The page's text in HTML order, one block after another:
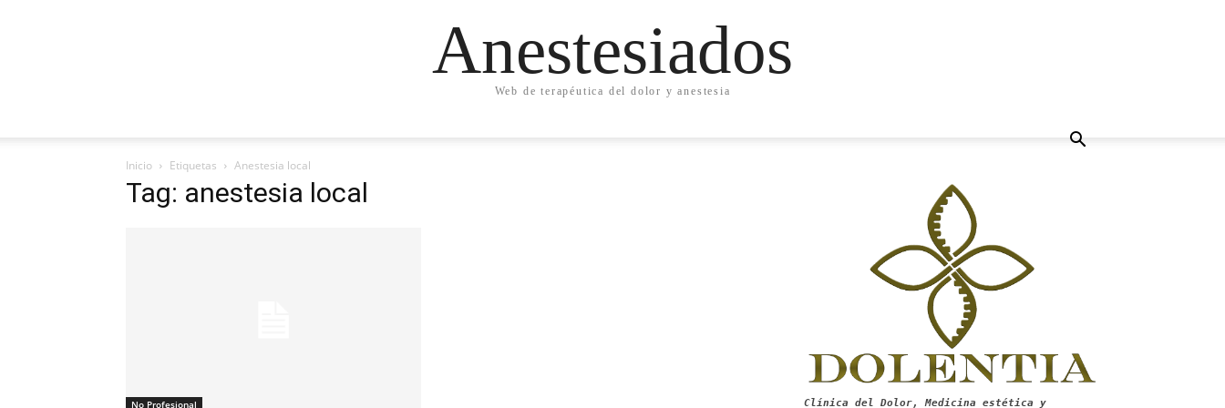
Anestesiados
Web de terapéutica del dolor y anestesia
Inicio Etiquetas Anestesia local
Tag: anestesia local
No Profesional Clínica del Dolor, Medicina estética y